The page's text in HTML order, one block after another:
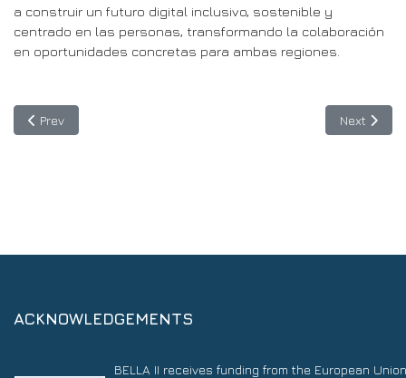
a construir un futuro digital inclusivo, sostenible y
centrado en las personas, transformando la colaboración
en oportunidades concretas para ambas regiones.
Previous article: Nine Latin American Projects Advance in BELLA
Prev Next
Next
ACKNOWLEDGEMENTS
BELLA II receives funding from the European